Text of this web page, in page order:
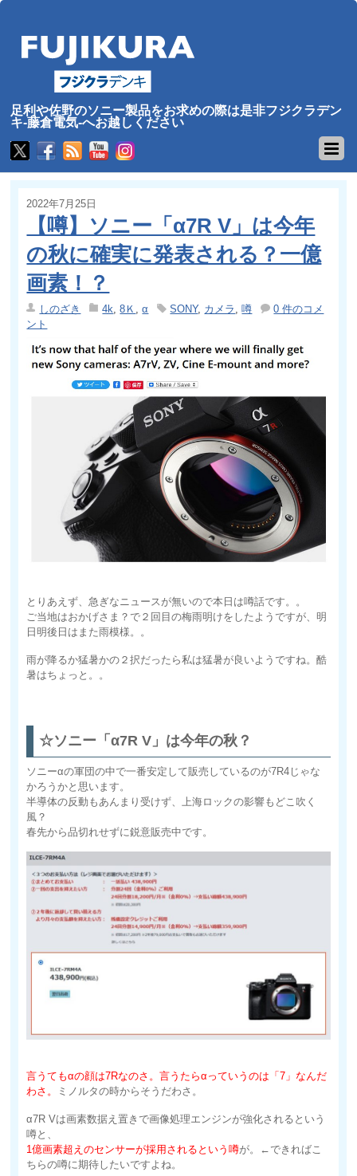
足利や佐野のソニー製品をお求めの際は是非フジクラデン
キ-藤倉電気-へお越しください
2022年7月25日
【噂】ソニー「α7R V」は今年
の秋に確実に発表される？一億
画素！？
しのざき 4k ,8Ｋ ,α SONY, カメラ ,噂
0 件のコメ
ント
とりあえず、急ぎなニュースが無いので本日は噂話です。。
ご当地はおかげさま？で２回目の梅雨明けをしたようですが、明
日明後日はまた雨模様。。
雨が降るか猛暑かの２択だったら私は猛暑が良いようですね。酷
暑はちょっと。。
☆ソニー「α7R V」は今年の秋？
ソニーαの軍団の中で一番安定して販売しているのが7R4じゃな
かろうかと思います。
半導体の反動もあんまり受けず、上海ロックの影響もどこ吹く
風？
春先から品切れせずに鋭意販売中です。
言うてもαの顔は7Rなのさ。言うたらαっていうのは「7」なんだ
わさ。
ミノルタの時からそうだわさ。
α7R Vは画素数据え置きで画像処理エンジンが強化されるという
噂と、
1億画素超えのセンサーが採用されるという噂が。←できればこ
ちらの噂に期待したいですよね。